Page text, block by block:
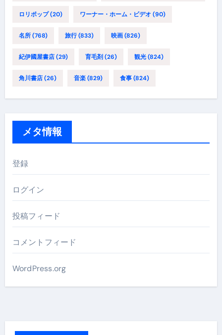
ロリポップ(20) ワーナー・ホーム・ビデオ (90)
名所(768) 旅行(833) 映画(826)
紀伊國屋書店(29) 育毛剤(26) 観光(824)
角川書店(26) 音楽(829) 食事(824)
メタ情報
登録
ログイン
投稿フィード
コメントフィード
WordPress.org